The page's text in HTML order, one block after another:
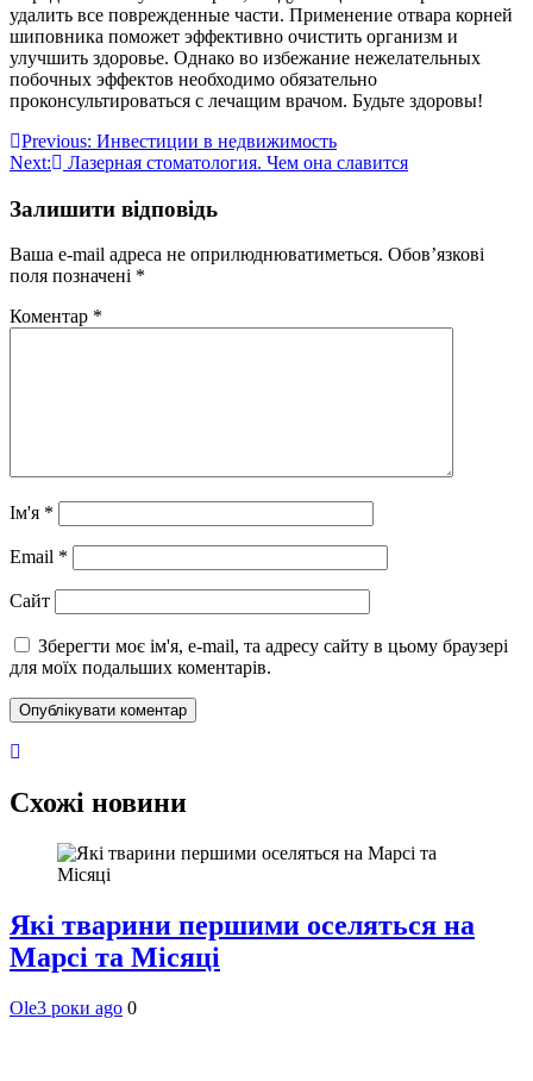
удалить все поврежденные части. Применение отвара корней
шиповника поможет эффективно очистить организм и
улучшить здоровье. Однако во избежание нежелательных
побочных эффектов необходимо обязательно
проконсультироваться с лечащим врачом. Будьте здоровы!
Навігація
записів
Previous: Инвестиции в недвижимость
Next:
Лазерная стоматология. Чем она славится
Залишити відповідь
Ваша e-mail адреса не оприлюднюватиметься. Обов’язкові
поля позначені *
Коментар *
Ім'я *
Email *
Сайт
Зберегти моє ім'я, e-mail, та адресу сайту в цьому браузері
для моїх подальших коментарів.
Схожі новини
Які тварини першими оселяться на
Марсі та Місяці
Ole3 роки ago 0